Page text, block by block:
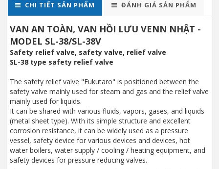
CHI TIẾT SẢN PHẨM ĐÁNH GIÁ SẢN PHẨM
VAN AN TOÀN, VAN HỒI LƯU VENN NHẬT -
MODEL SL-38/SL-38V
Safety relief valve, safety valve, relief valve
SL-38 type safety relief valve
The safety relief valve "Fukutaro" is positioned between the
safety valve mainly used for steam and gas and the relief valve
mainly used for liquids.
It can be shared with various fluids, vapors, gases, and liquids
(metal sheet type). With its simple structure and excellent
corrosion resistance, it can be widely used as a pressure
vessel, safety device for various devices and devices, hot
water boilers, water supply / cooling / heating equipment, and
safety devices for pressure reducing valves.